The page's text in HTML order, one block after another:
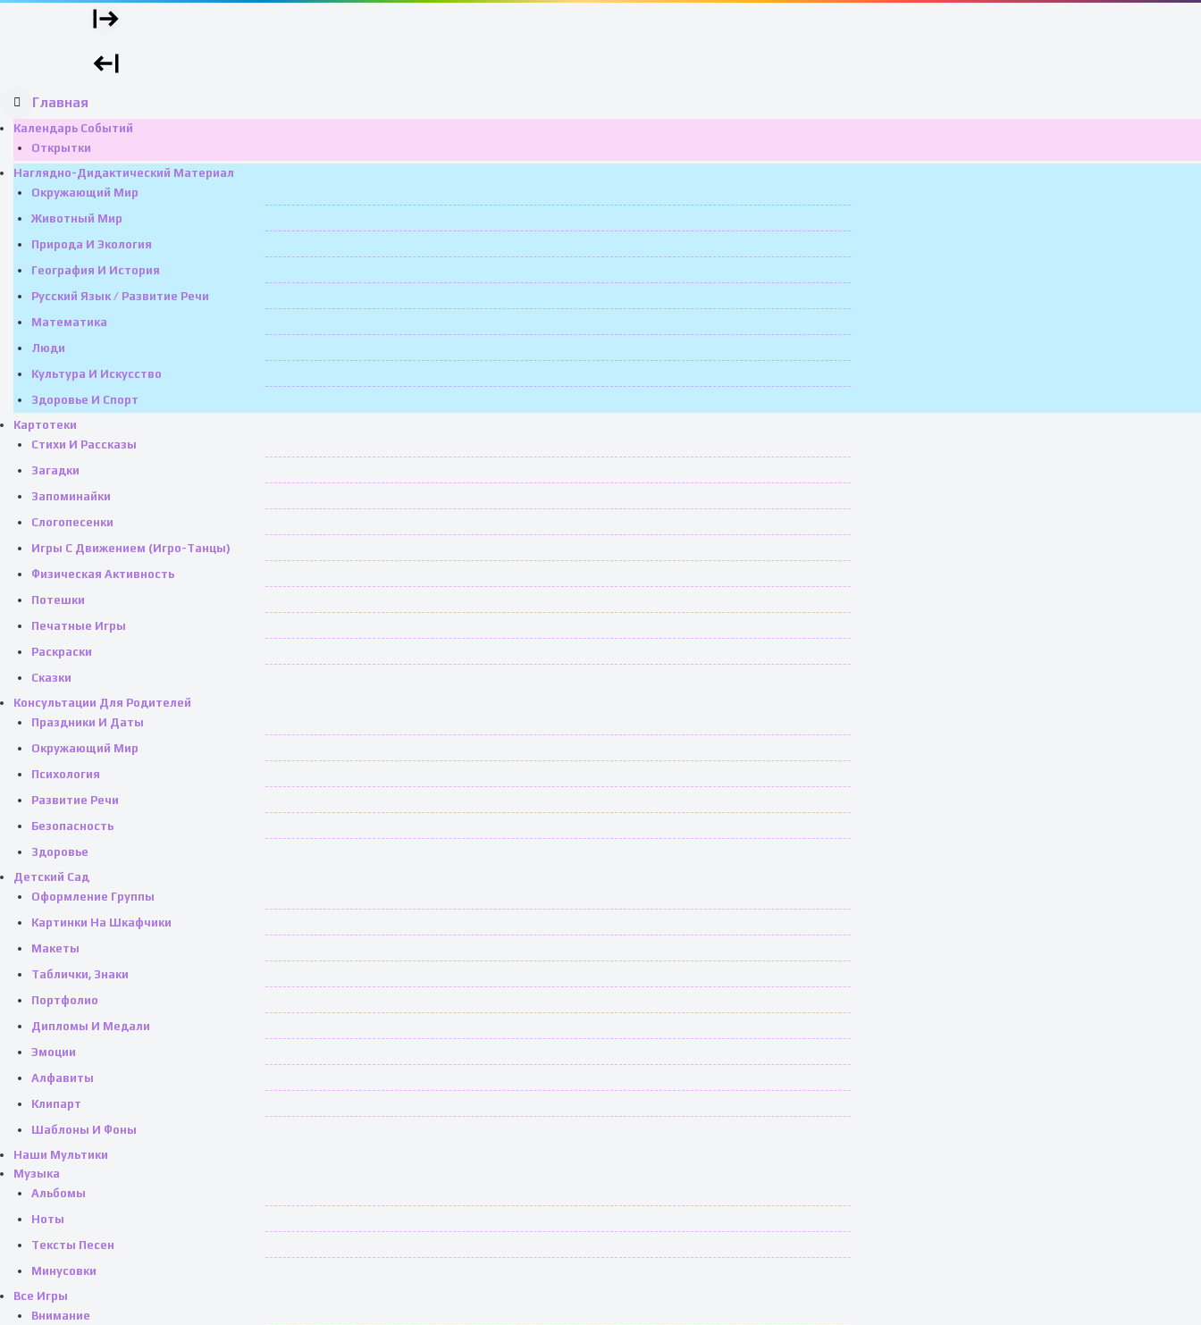
Главная
Календарь Событий
Открытки
Наглядно-Дидактический Материал
Окружающий Мир
Животный Мир
Природа И Экология
География И История
Русский Язык / Развитие Речи
Математика
Люди
Культура И Искусство
Здоровье И Спорт
Картотеки
Стихи И Рассказы
Загадки
Запоминайки
Слогопесенки
Игры С Движением (игро-Танцы)
Физическая Активность
Потешки
Печатные Игры
Раскраски
Сказки
Консультации Для Родителей
Праздники И Даты
Окружающий Мир
Психология
Развитие Речи
Безопасность
Здоровье
Детский Сад
Оформление Группы
Картинки На Шкафчики
Макеты
Таблички, Знаки
Портфолио
Дипломы И Медали
Эмоции
Алфавиты
Клипарт
Шаблоны И Фоны
Наши Мультики
Музыка
Альбомы
Ноты
Тексты Песен
Минусовки
Все Игры
Внимание